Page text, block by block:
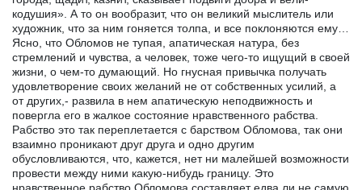
кодушия». А то он вообразит, что он великий мыслитель или
художник, что за ним гоняется толпа, и все поклоняются ему…
Ясно, что Обломов не тупая, апатическая натура, без
стремлений и чувства, а человек, тоже чего-то ищущий в своей
жизни, о чем-то думающий. Но гнусная привычка получать
удовлетворение своих желаний не от собственных усилий, а
от других,- развила в нем апатическую неподвижность и
повергла его в жалкое состояние нравственного рабства.
Рабство это так переплетается с барством Обломова, так они
взаимно проникают друг друга и одно другим
обусловливаются, что, кажется, нет ни малейшей возможности
провести между ними какую-нибудь границу. Это
нравственное рабство Обломова составляет едва ли не самую